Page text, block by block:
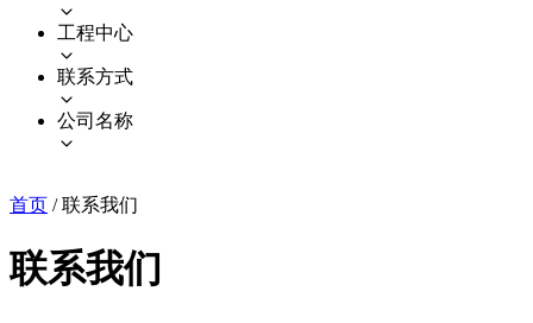
工程中心
联系方式
公司名称
首页 / 联系我们
联系我们